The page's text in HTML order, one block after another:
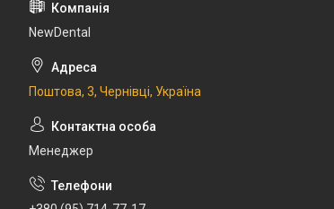
NewDental
Поштова, 3, Чернівці, Україна
Менеджер